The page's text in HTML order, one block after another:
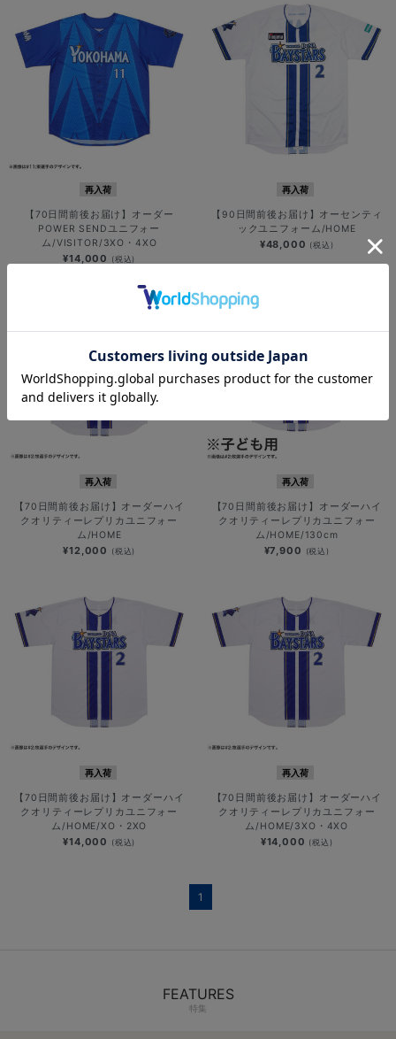
再入荷
【70日間前後お届け】オーダー
POWER SENDユニフォー
ム/VISITOR/3XO・4XO
¥14,000 (税込)
再入荷
【90日間前後お届け】オーセンティ
ックユニフォーム/HOME
¥48,000 (税込)
再入荷
【70日間前後お届け】オーダーハイ
クオリティーレプリカユニフォー
ム/HOME
¥12,000 (税込)
再入荷
【70日間前後お届け】オーダーハイ
クオリティーレプリカユニフォー
ム/HOME/130cm
¥7,900 (税込)
再入荷
【70日間前後お届け】オーダーハイ
クオリティーレプリカユニフォー
ム/HOME/XO・2XO
¥14,000 (税込)
再入荷
【70日間前後お届け】オーダーハイ
クオリティーレプリカユニフォー
ム/HOME/3XO・4XO
¥14,000 (税込)
1
FEATURES
特集